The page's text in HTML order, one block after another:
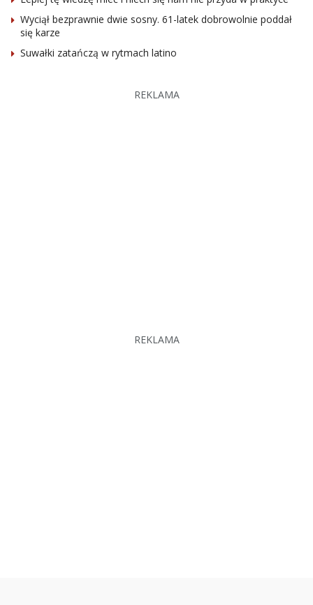
Wyciął bezprawnie dwie sosny. 61-latek dobrowolnie poddał
się karze
Suwałki zatańczą w rytmach latino
REKLAMA
REKLAMA